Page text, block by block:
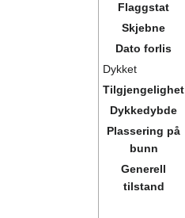
Flaggstat
Skjebne
Dato forlis
Dykket
Tilgjengelighet
Dykkedybde
Plassering på
bunn
Generell
tilstand